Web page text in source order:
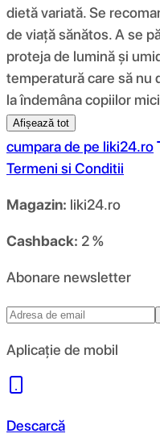
dietă variată. Se
de viață sănătos. A se
proteja de lumină și
temperatură care să nu
la îndemâna copiilor
Afișează tot
cumpara de pe liki24.ro
Termeni si Conditii
Magazin: liki24.ro
Cashback: 2 %
Abonare newsletter
Aplicație de mobil
Descarcă